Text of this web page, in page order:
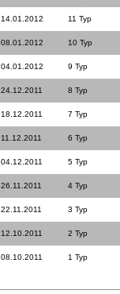
14.01.2012 11 Тур
08.01.2012 10 Тур
04.01.2012 9 Тур
24.12.2011 8 Тур
18.12.2011 7 Тур
11.12.2011 6 Тур
04.12.2011 5 Тур
26.11.2011 4 Тур
22.11.2011 3 Тур
12.10.2011 2 Тур
08.10.2011 1 Тур